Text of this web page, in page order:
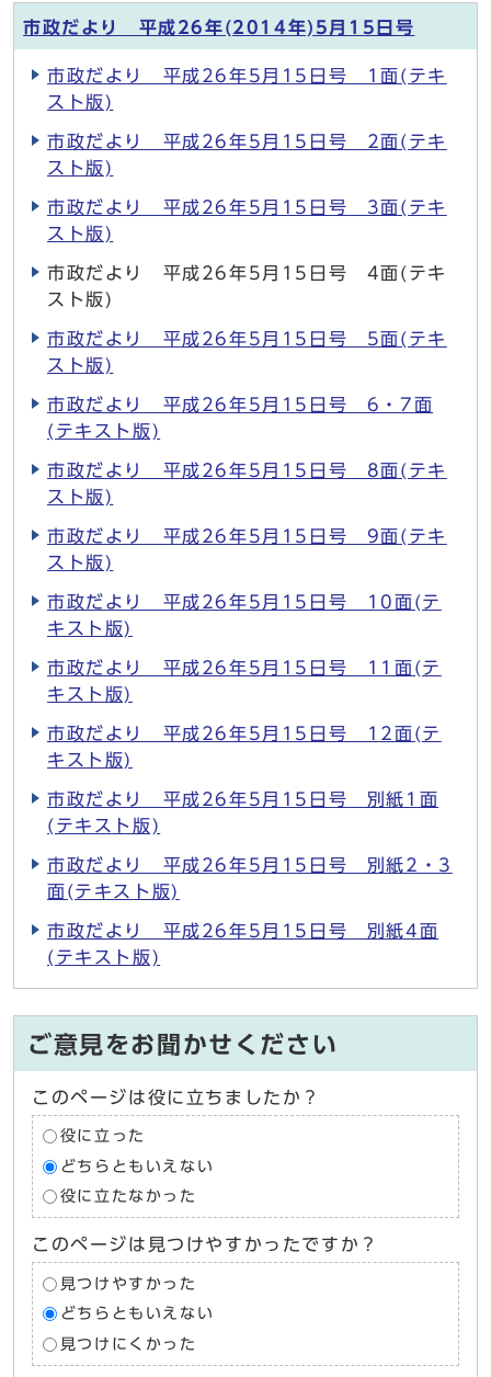
市政だより 平成26年(2014年)5月15日号
市政だより 平成26年5月15日号 1面(テキ
スト版)
市政だより 平成26年5月15日号 2面(テキ
スト版)
市政だより 平成26年5月15日号 3面(テキ
スト版)
市政だより 平成26年5月15日号 4面(テキ
スト版)
市政だより 平成26年5月15日号 5面(テキ
スト版)
市政だより 平成26年5月15日号 6・7面
(テキスト版)
市政だより 平成26年5月15日号 8面(テキ
スト版)
市政だより 平成26年5月15日号 9面(テキ
スト版)
市政だより 平成26年5月15日号 10面(テ
キスト版)
市政だより 平成26年5月15日号 11面(テ
キスト版)
市政だより 平成26年5月15日号 12面(テ
キスト版)
市政だより 平成26年5月15日号 別紙1面
(テキスト版)
市政だより 平成26年5月15日号 別紙2・3
面(テキスト版)
市政だより 平成26年5月15日号 別紙4面
(テキスト版)
ご意見をお聞かせください
このページは役に立ちましたか？
役に立った
どちらともいえない
役に立たなかった
このページは見つけやすかったですか？
見つけやすかった
どちらともいえない
見つけにくかった